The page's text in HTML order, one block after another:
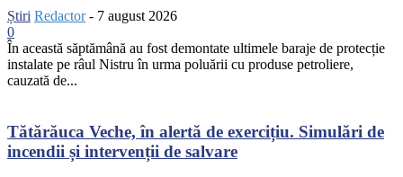
Știri Redactor - 7 august 2026
0
În această săptămână au fost demontate ultimele baraje de protecție
instalate pe râul Nistru în urma poluării cu produse petroliere,
cauzată de...
Tătărăuca Veche, în alertă de exercițiu. Simulări de
incendii și intervenții de salvare